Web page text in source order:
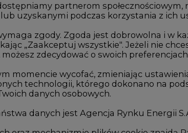
Zmiany kadrowe na rynku
Studio CIRE
Rozmowy o energetyce
Gospodarka
Geopolityka
partnerom
uzyskanymi podczas korzystania z ich
zgody. Zgoda jest dobrowolna i w
„Zaakceptuj wszystkie". Jeżeli nie
zdecydować o swoich
momencie wycofać, zmieniając
technologii, którego dokonano na
danych osobowych.
danych jest Agencja Rynku Energii